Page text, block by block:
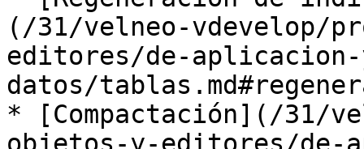
(/31/velneo-vdevelop/
editores/de-aplicacion-
datos/
* [Compactación](/31/